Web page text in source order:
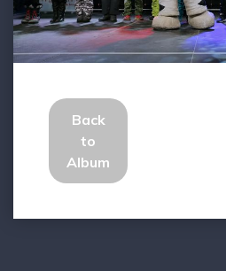
Back
to
Album